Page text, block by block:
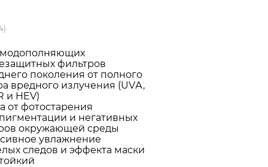
фильтров
поколения от полного
вредного излучения (UVА,
и HEV)
от фотостарения
и негативных
окружающей среды
увлажнение
следов и эффекта маски